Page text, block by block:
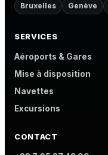
Bruxelles
Genève
SERVICES
Aéroports & Gares
Mise à disposition
Navettes
Excursions
CONTACT